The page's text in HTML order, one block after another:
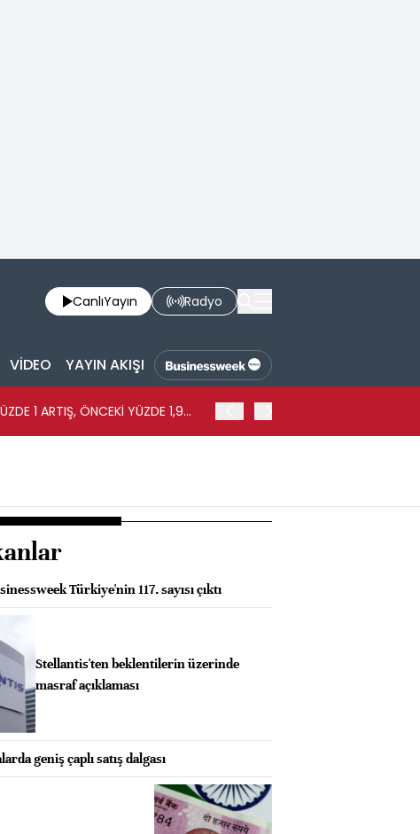
CanlıYayın Radyo
VİDEO YAYIN AKIŞI
1 ARTIŞ, ÖNCEKİ YÜZDE 1,9
Türkiye'nin 117. sayısı çıktı
Stellantis'ten beklentilerin üzerinde
masraf açıklaması
geniş çaplı satış dalgası